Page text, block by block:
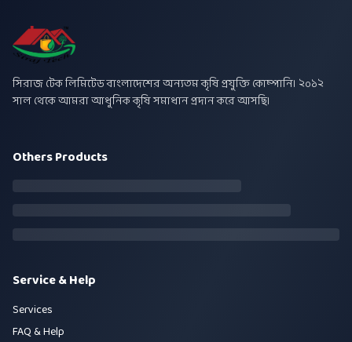
সিরাজ টেক লিমিটেড বাংলাদেশের অন্যতম কৃষি প্রযুক্তি কোম্পানি। ২০১২
সাল থেকে আমরা আধুনিক কৃষি সমাধান প্রদান করে আসছি।
Others Products
Service & Help
Services
FAQ & Help